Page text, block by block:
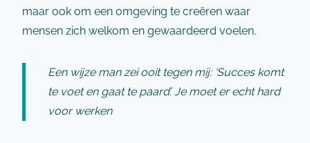
maar ook om een omgeving te creëren waar
mensen zich welkom en gewaardeerd voelen.
Een wijze man zei ooit tegen mij: ‘Succes komt
te voet en gaat te paard’. Je moet er echt hard
voor werken